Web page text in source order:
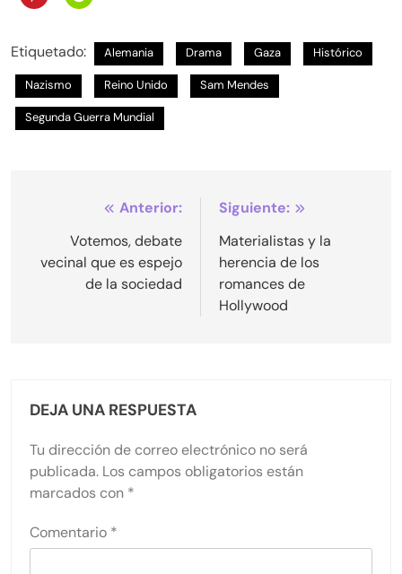
Etiquetado: Alemania Drama Gaza Histórico
Nazismo Reino Unido Sam Mendes
Segunda Guerra Mundial
Navegación
entradas
Anterior:
Votemos, debate
vecinal que es espejo
de la sociedad
Siguiente:
Materialistas y la
herencia de los
romances de
Hollywood
DEJA UNA RESPUESTA
Tu dirección de correo electrónico no será
publicada. Los campos obligatorios están
marcados con *
Comentario *